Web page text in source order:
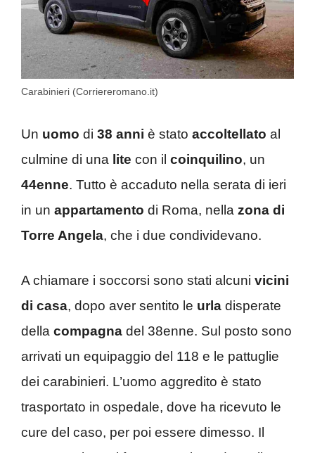
Carabinieri (Corriereromano.it)
Un uomo di 38 anni è stato accoltellato al
culmine di una lite con il coinquilino, un
44enne. Tutto è accaduto nella serata di ieri
in un appartamento di Roma, nella zona di
Torre Angela, che i due condividevano.
A chiamare i soccorsi sono stati alcuni vicini
di casa, dopo aver sentito le urla disperate
della compagna del 38enne. Sul posto sono
arrivati un equipaggio del 118 e le pattuglie
dei carabinieri. L’uomo aggredito è stato
trasportato in ospedale, dove ha ricevuto le
cure del caso, per poi essere dimesso. Il